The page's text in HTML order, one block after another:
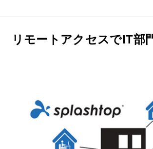
リモートアクセスでIT部